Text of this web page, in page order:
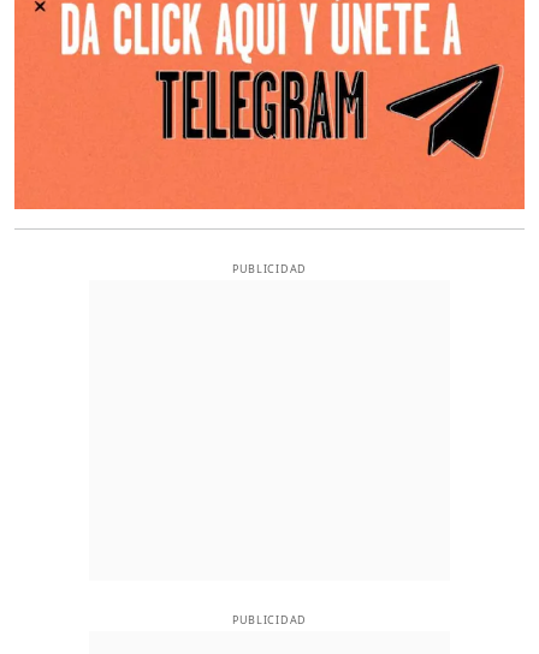
PUBLICIDAD
PUBLICIDAD